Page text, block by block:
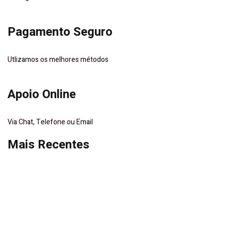
Pagamento Seguro
Utlizamos os melhores métodos
Apoio Online
Via Chat, Telefone ou Email
Mais Recentes